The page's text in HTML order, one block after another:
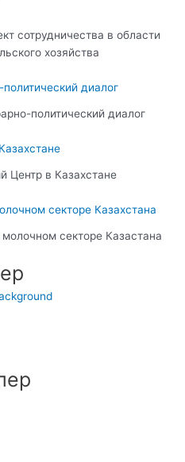
сотрудничества в области
хозяйства
политический диалог
Центр в Казахстане
секторе Казастана